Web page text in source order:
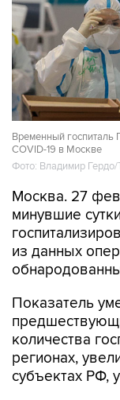
Временный госпиталь
COVID-19 в Москве
Фото: Владимир
Москва. 27
минувшие
из данных
Показатель
количества
регионах,
субъектах РФ,